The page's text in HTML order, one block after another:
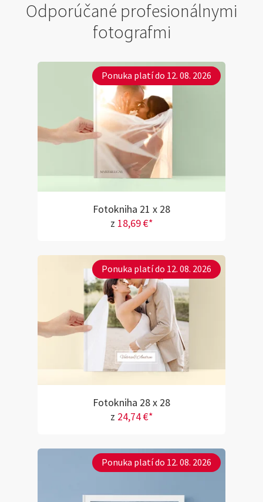
Odporúčané profesionálnymi
fotografmi
Ponuka platí do 12. 08. 2026
Fotokniha 21 x 28
z 18,69 €*
Ponuka platí do 12. 08. 2026
Fotokniha 28 x 28
z 24,74 €*
Ponuka platí do 12. 08. 2026